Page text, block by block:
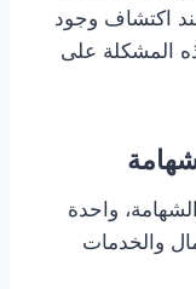
اكتشاف وجود
المشكلة على
واحدة
والخدمات